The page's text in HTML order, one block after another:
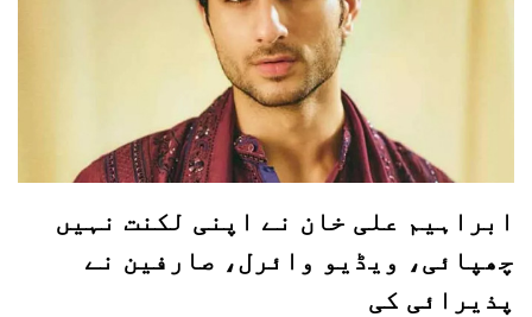
ابراہیم علی خان نے اپنی لکنت نہیں
چھپائی، ویڈیو وائرل، صارفین نے
پذیرائی کی